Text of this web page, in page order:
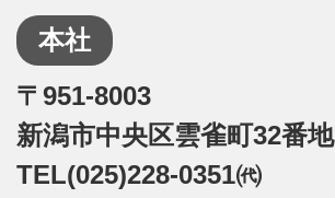
本社
〒951-8003
新潟市中央区雲雀町32番地
TEL(025)228-0351㈹